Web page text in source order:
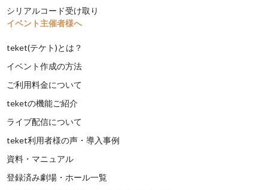
シリアルコード受け取り
イベント主催者様へ
teket(テケト)とは？
イベント作成の方法
ご利用料金について
teketの機能ご紹介
ライブ配信について
teket利用者様の声・導入事例
資料・マニュアル
登録済み劇場・ホール一覧